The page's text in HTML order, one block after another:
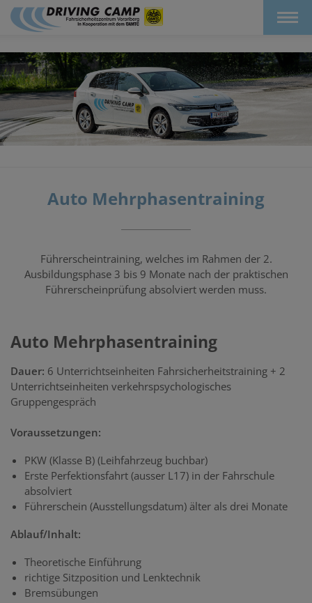
Auto Mehrphasentraining
Führerscheintraining, welches im Rahmen der 2.
Ausbildungsphase 3 bis 9 Monate nach der praktischen
Führerscheinprüfung absolviert werden muss.
Auto Mehrphasentraining
Dauer: 6 Unterrichtseinheiten Fahrsicherheitstraining + 2
Unterrichtseinheiten verkehrspsychologisches
Gruppengespräch
Voraussetzungen:
PKW (Klasse B) (Leihfahrzeug buchbar)
Erste Perfektionsfahrt (ausser L17) in der Fahrschule
absolviert
Führerschein (Ausstellungsdatum) älter als drei Monate
Ablauf/Inhalt:
Theoretische Einführung
richtige Sitzposition und Lenktechnik
Bremsübungen